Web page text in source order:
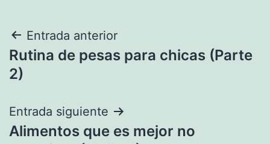
Navegación
de
Entrada anterior
Rutina de pesas para chicas (Parte
2)
Entrada siguiente
Alimentos que es mejor no